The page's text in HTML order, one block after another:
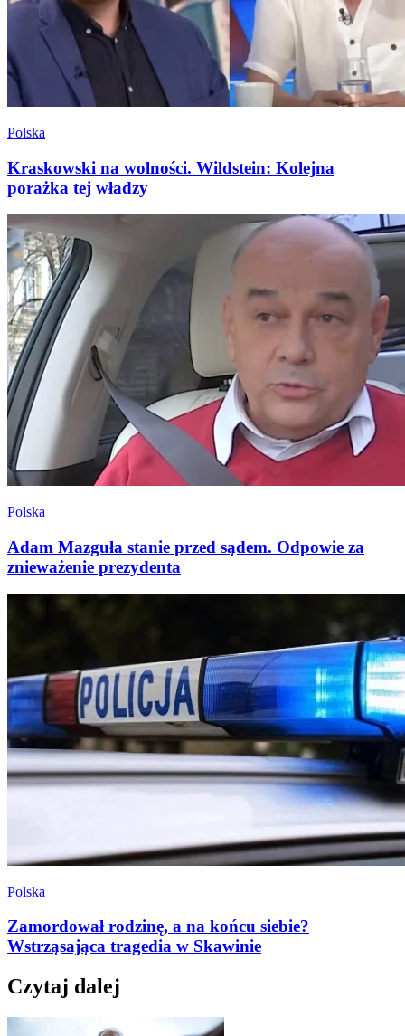
Polska
Kraskowski na wolności. Wildstein: Kolejna
porażka tej władzy
Polska
Adam Mazguła stanie przed sądem. Odpowie za
znieważenie prezydenta
Polska
Zamordował rodzinę, a na końcu siebie?
Wstrząsająca tragedia w Skawinie
Czytaj dalej